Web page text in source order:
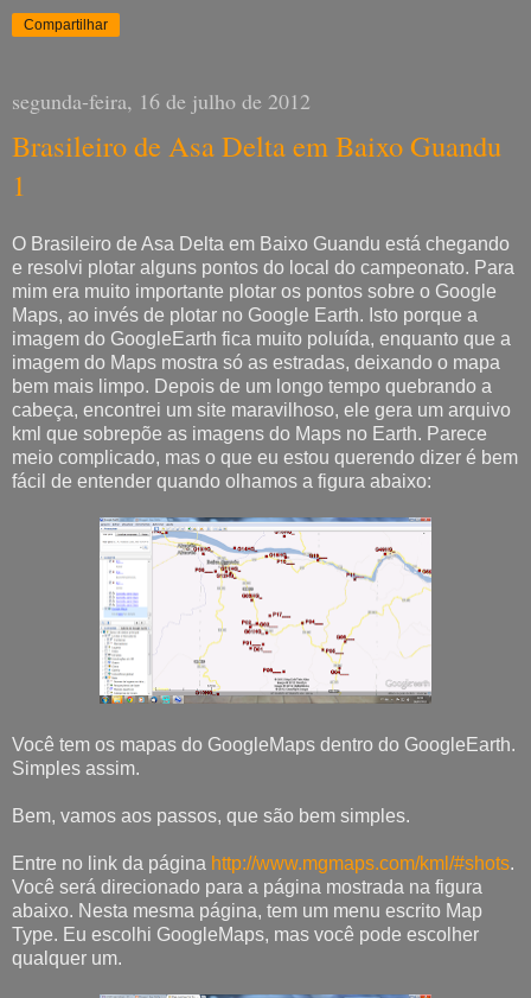
Compartilhar
segunda-feira, 16 de julho de 2012
Brasileiro de Asa Delta em Baixo Guandu
1
O Brasileiro de Asa Delta em Baixo Guandu está chegando
e resolvi plotar alguns pontos do local do campeonato. Para
mim era muito importante plotar os pontos sobre o Google
Maps, ao invés de plotar no Google Earth. Isto porque a
imagem do GoogleEarth fica muito poluída, enquanto que a
imagem do Maps mostra só as estradas, deixando o mapa
bem mais limpo. Depois de um longo tempo quebrando a
cabeça, encontrei um site maravilhoso, ele gera um arquivo
kml que sobrepõe as imagens do Maps no Earth. Parece
meio complicado, mas o que eu estou querendo dizer é bem
fácil de entender quando olhamos a figura abaixo:
Você tem os mapas do GoogleMaps dentro do GoogleEarth.
Simples assim.
Bem, vamos aos passos, que são bem simples.
Entre no link da página http://www.mgmaps.com/kml/#shots.
Você será direcionado para a página mostrada na figura
abaixo. Nesta mesma página, tem um menu escrito Map
Type. Eu escolhi GoogleMaps, mas você pode escolher
qualquer um.